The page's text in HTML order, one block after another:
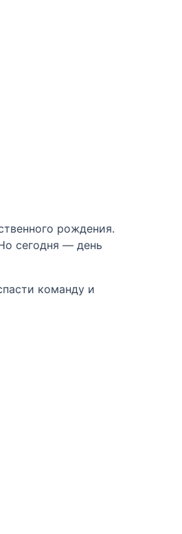
рождения.
сегодня — день
команду и